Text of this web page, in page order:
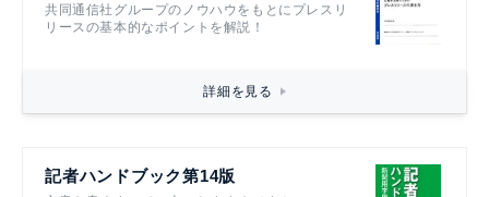
共同通信社グループのノウハウをもとにプレスリ
リースの基本的なポイントを解説！
詳細を見る
記者ハンドブック第14版